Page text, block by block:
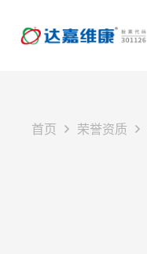
首页 荣誉资质